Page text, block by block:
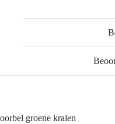
oorbel groene kralen